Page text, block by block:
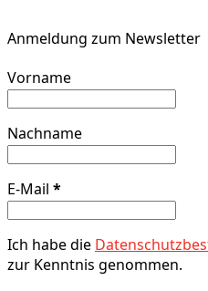
Anmeldung zum Newsletter
Vorname
Nachname
E-Mail *
Ich habe die
zur Kenntnis genommen.